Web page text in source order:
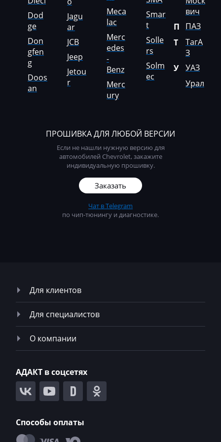
Mecalac
Mercedes-Benz
Mercury
Merlo
Metso
Opel
Oting
Otokar
Perkins
Peterbilt
Dod
ge
Don
gfen
g
Doos
an
Jagu
ar
JCB
Jeep
Jetou
r
Meca
lac
Merc
edes
-
Benz
Merc
ury
Smar
t
Solle
rs
Solm
ec
вич
П
ПАЗ
Т
ТагА
З
У
УАЗ
Урал
ПРОШИВКА ДЛЯ ЛЮБОЙ ВЕРСИИ
Если не нашли нужную версию для
автомобилей Chevrolet, закажите
индивидуальную прошивку.
Заказать
Чат в Telegram
по чип-тюнингу и диагностике.
Для клиентов
Для специалистов
О компании
АДАКТ в соцсетях
Способы оплаты